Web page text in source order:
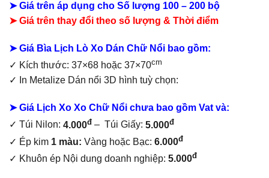
là:
160.000₫.
tại
là:
➤ Giá trên áp dụng cho Số lượng 100 – 200 bộ
➤ Giá trên thay đổi theo số lượng & Thời điểm
➤ Giá Bìa Lịch Lò Xo Dán Chữ Nổi bao gồm:
✓ Kích thước: 37×68 hoặc 37×70cm
✓ In Metalize Dán nổi 3D hình tuỳ chọn:
➤ Giá Lịch Xo Xo Chữ Nổi chưa bao gồm Vat và:
✓ Túi Nilon: 4.000đ – Túi Giấy: 5.000đ
✓ Ép kim 1 màu: Vàng hoặc Bạc: 6.000đ
✓ Khuôn ép Nội dung doanh nghiệp: 5.000đ